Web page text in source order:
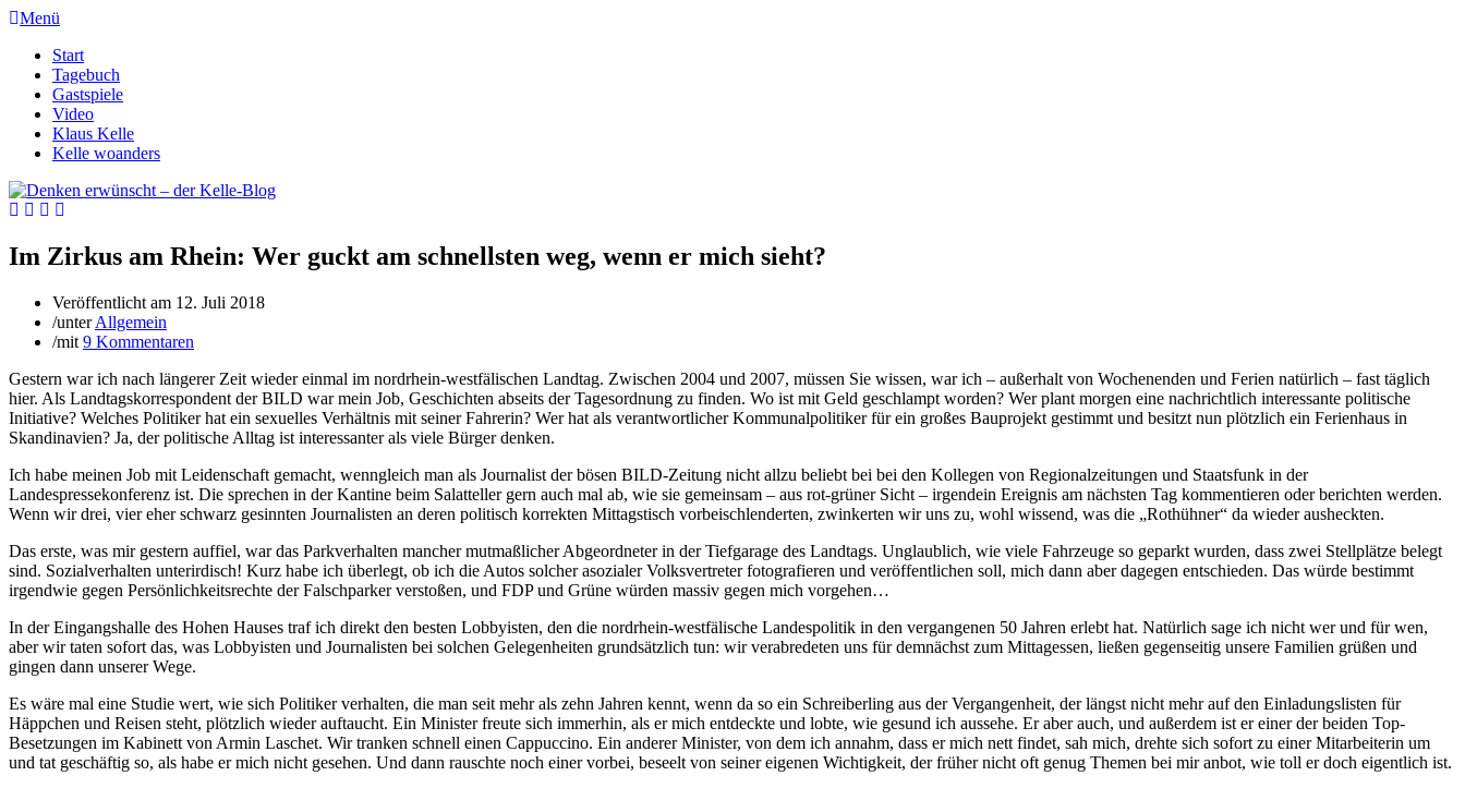
Menü
Start
Tagebuch
Gastspiele
Video
Klaus Kelle
Kelle woanders
Im Zirkus am Rhein: Wer guckt am schnellsten weg, wenn er mich sieht?
Veröffentlicht am 12. Juli 2018
/unterAllgemein
/mit 9 Kommentaren
Gestern war ich nach längerer Zeit wieder einmal im nordrhein-westfälischen Landtag. Zwischen 2004 und 2007, müssen Sie wissen, war ich – außerhalt von Wochenenden und Ferien natürlich – fast täglich
hier. Als Landtagskorrespondent der BILD war mein Job, Geschichten abseits der Tagesordnung zu finden. Wo ist mit Geld geschlampt worden? Wer plant morgen eine nachrichtlich interessante politische
Initiative? Welches Politiker hat ein sexuelles Verhältnis mit seiner Fahrerin? Wer hat als verantwortlicher Kommunalpolitiker für ein großes Bauprojekt gestimmt und besitzt nun plötzlich ein Ferienhaus in
Skandinavien? Ja, der politische Alltag ist interessanter als viele Bürger denken.
Ich habe meinen Job mit Leidenschaft gemacht, wenngleich man als Journalist der bösen BILD-Zeitung nicht allzu beliebt bei bei den Kollegen von Regionalzeitungen und Staatsfunk in der
Landespressekonferenz ist. Die sprechen in der Kantine beim Salatteller gern auch mal ab, wie sie gemeinsam – aus rot-grüner Sicht – irgendein Ereignis am nächsten Tag kommentieren oder berichten werden.
Wenn wir drei, vier eher schwarz gesinnten Journalisten an deren politisch korrekten Mittagstisch vorbeischlenderten, zwinkerten wir uns zu, wohl wissend, was die „Rothühner“ da wieder ausheckten.
Das erste, was mir gestern auffiel, war das Parkverhalten mancher mutmaßlicher Abgeordneter in der Tiefgarage des Landtags. Unglaublich, wie viele Fahrzeuge so geparkt wurden, dass zwei Stellplätze belegt
sind. Sozialverhalten unterirdisch! Kurz habe ich überlegt, ob ich die Autos solcher asozialer Volksvertreter fotografieren und veröffentlichen soll, mich dann aber dagegen entschieden. Das würde bestimmt
irgendwie gegen Persönlichkeitsrechte der Falschparker verstoßen, und FDP und Grüne würden massiv gegen mich vorgehen…
In der Eingangshalle des Hohen Hauses traf ich direkt den besten Lobbyisten, den die nordrhein-westfälische Landespolitik in den vergangenen 50 Jahren erlebt hat. Natürlich sage ich nicht wer und für wen,
aber wir taten sofort das, was Lobbyisten und Journalisten bei solchen Gelegenheiten grundsätzlich tun: wir verabredeten uns für demnächst zum Mittagessen, ließen gegenseitig unsere Familien grüßen und
gingen dann unserer Wege.
Es wäre mal eine Studie wert, wie sich Politiker verhalten, die man seit mehr als zehn Jahren kennt, wenn da so ein Schreiberling aus der Vergangenheit, der längst nicht mehr auf den Einladungslisten für
Häppchen und Reisen steht, plötzlich wieder auftaucht. Ein Minister freute sich immerhin, als er mich entdeckte und lobte, wie gesund ich aussehe. Er aber auch, und außerdem ist er einer der beiden Top-
Besetzungen im Kabinett von Armin Laschet. Wir tranken schnell einen Cappuccino. Ein anderer Minister, von dem ich annahm, dass er mich nett findet, sah mich, drehte sich sofort zu einer Mitarbeiterin um
und tat geschäftig so, als habe er mich nicht gesehen. Und dann rauschte noch einer vorbei, beseelt von seiner eigenen Wichtigkeit, der früher nicht oft genug Themen bei mir anbot, wie toll er doch eigentlich ist.